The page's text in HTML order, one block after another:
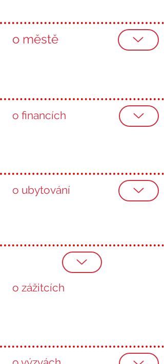
o městě
o financích
o ubytování
o zážitcích